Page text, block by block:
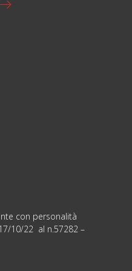
con personalità
10/22 al n.57282 –